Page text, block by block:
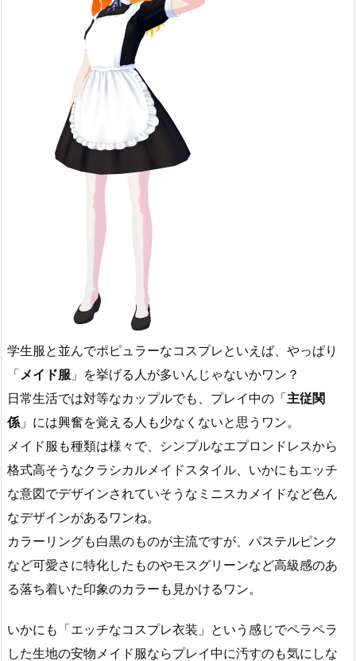
学生服と並んでポピュラーなコスプレといえば、やっぱり
「メイド服 」を挙げる人が多いんじゃないかワン？
日常生活では対等なカップルでも、プレイ中の「主従関
係」には興奮を覚える人も少なくないと思うワン。
メイド服も種類は様々で、シンプルなエプロンドレスから
格式高そうなクラシカルメイドスタイル、いかにもエッチ
な意図でデザインされていそうなミニスカメイドなど色ん
なデザインがあるワンね。
カラーリングも白黒のものが主流ですが、パステルピンク
など可愛さに特化したものやモスグリーンなど高級感のあ
る落ち着いた印象のカラーも見かけるワン。
いかにも「エッチなコスプレ衣装」という感じでペラペラ
した生地の安物メイド服ならプレイ中に汚すのも気にしな